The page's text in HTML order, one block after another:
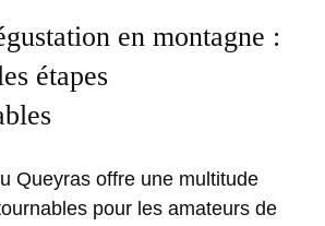
en montagne :
étapes
Queyras offre une multitude
pour les amateurs de